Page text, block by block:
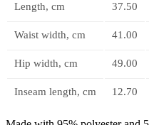
Length, cm 37.50
Waist width, cm 41.00
Hip width, cm 49.00
Inseam length, cm 12.70